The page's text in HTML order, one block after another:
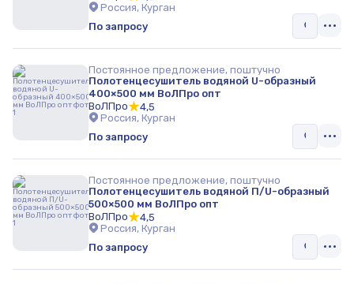
Россия, Курган
По запросу
Постоянное предложение, поштучно
Полотенцесушитель водяной U-образный
400×500 мм ВоЛПро опт
ВоЛПро
4,5
Россия, Курган
По запросу
Постоянное предложение, поштучно
Полотенцесушитель водяной П/U-образный
500×500 мм ВоЛПро опт
ВоЛПро
4,5
Россия, Курган
По запросу